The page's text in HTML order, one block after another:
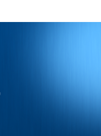
（代表値：ホウケイ酸
ダガラスより軽量)耐熱衝
）屈折率 ($n_d$)$1.47
特性優れた耐熱性と耐熱
熱や冷却によって割れるリ
制御バルブに適していま
、有機物に対して非常に強
少ないため、高精度な分
光学的透明度: 可視光域で
光学部品としても優れた